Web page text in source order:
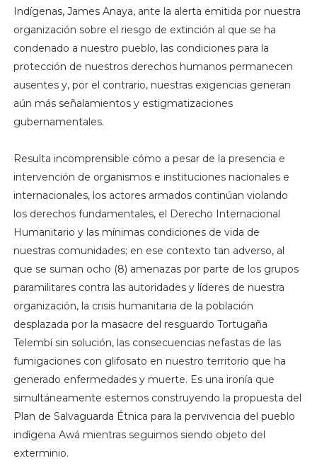
Indígenas, James Anaya, ante la alerta emitida por nuestra
organización sobre el riesgo de extinción al que se ha
condenado a nuestro pueblo, las condiciones para la
protección de nuestros derechos humanos permanecen
ausentes y, por el contrario, nuestras exigencias generan
aún más señalamientos y estigmatizaciones
gubernamentales.
Resulta incomprensible cómo a pesar de la presencia e
intervención de organismos e instituciones nacionales e
internacionales, los actores armados continúan violando
los derechos fundamentales, el Derecho Internacional
Humanitario y las mínimas condiciones de vida de
nuestras comunidades; en ese contexto tan adverso, al
que se suman ocho (8) amenazas por parte de los grupos
paramilitares contra las autoridades y líderes de nuestra
organización, la crisis humanitaria de la población
desplazada por la masacre del resguardo Tortugaña
Telembí sin solución, las consecuencias nefastas de las
fumigaciones con glifosato en nuestro territorio que ha
generado enfermedades y muerte. Es una ironía que
simultáneamente estemos construyendo la propuesta del
Plan de Salvaguarda Étnica para la pervivencia del pueblo
indígena Awá mientras seguimos siendo objeto del
exterminio.